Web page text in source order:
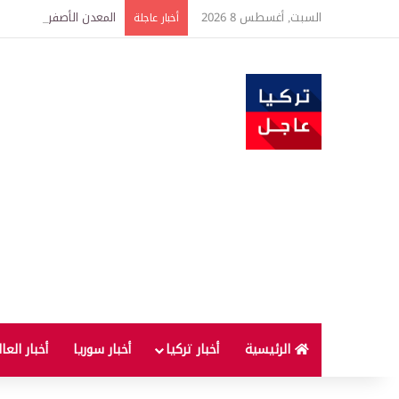
السبت, أغسطس 8 2026 أخبار عاجلة المعدن الأصفر ينهض من
الرئيسية أخبار تركيا أخبار سوريا أخبار